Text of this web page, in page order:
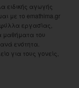
ειδικής αγωγής
με το emathima.gr
εργασίας,
μαθήματα του
ενότητα.
για τους γονείς,